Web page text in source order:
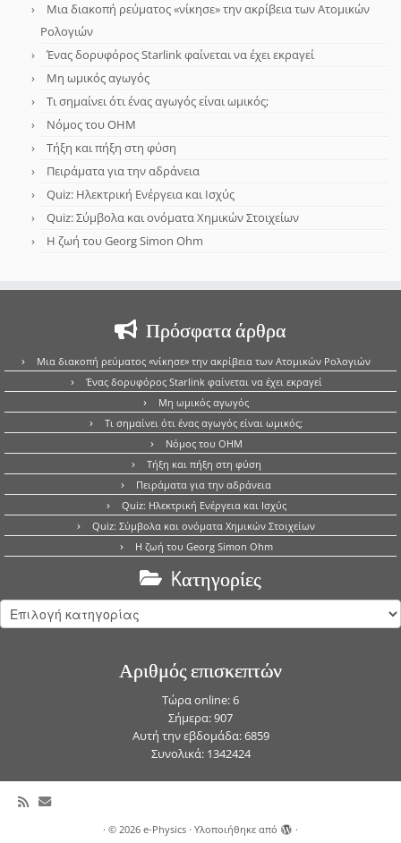
Μια διακοπή ρεύματος «νίκησε» την ακρίβεια των Ατομικών
Ρολογιών
Ένας δορυφόρος Starlink φαίνεται να έχει εκραγεί
Μη ωμικός αγωγός
Τι σημαίνει ότι ένας αγωγός είναι ωμικός;
Νόμος του OHM
Τήξη και πήξη στη φύση
Πειράματα για την αδράνεια
Quiz: Ηλεκτρική Ενέργεια και Ισχύς
Quiz: Σύμβολα και ονόματα Χημικών Στοιχείων
Η ζωή του Georg Simon Ohm
Πρόσφατα άρθρα
Μια διακοπή ρεύματος «νίκησε» την ακρίβεια των Ατομικών Ρολογιών
Ένας δορυφόρος Starlink φαίνεται να έχει εκραγεί
Μη ωμικός αγωγός
Τι σημαίνει ότι ένας αγωγός είναι ωμικός;
Νόμος του OHM
Τήξη και πήξη στη φύση
Πειράματα για την αδράνεια
Quiz: Ηλεκτρική Ενέργεια και Ισχύς
Quiz: Σύμβολα και ονόματα Χημικών Στοιχείων
Η ζωή του Georg Simon Ohm
Kατηγορίες
Kατηγορίες
Αριθμός επισκεπτών
Τώρα online: 6
Σήμερα: 907
Αυτή την εβδομάδα: 6859
Συνολικά: 1342424
· © 2026 e-Physics · Υλοποιήθηκε από ·